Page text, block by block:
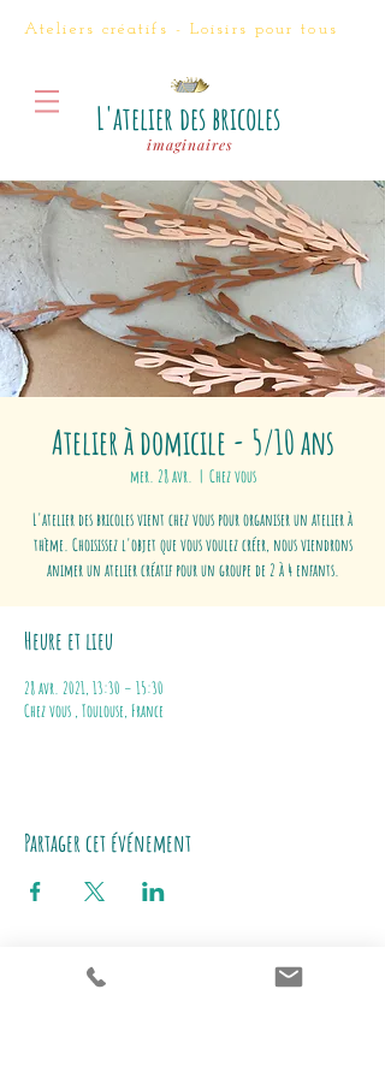
Ateliers créatifs - Loisirs pour tous
L'atelier des bricoles
imaginaires
Atelier à domicile - 5/10 ans
mer. 28 avr.
  |
Chez vous
L'atelier des bricoles vient chez vous pour organiser un atelier à
thème. Choisissez l'objet que vous voulez créer, nous viendrons
animer un atelier créatif pour un groupe de 2 à 4 enfants.
Heure et lieu
28 avr. 2021, 13:30 – 15:30
Chez vous , Toulouse, France
Partager cet événement